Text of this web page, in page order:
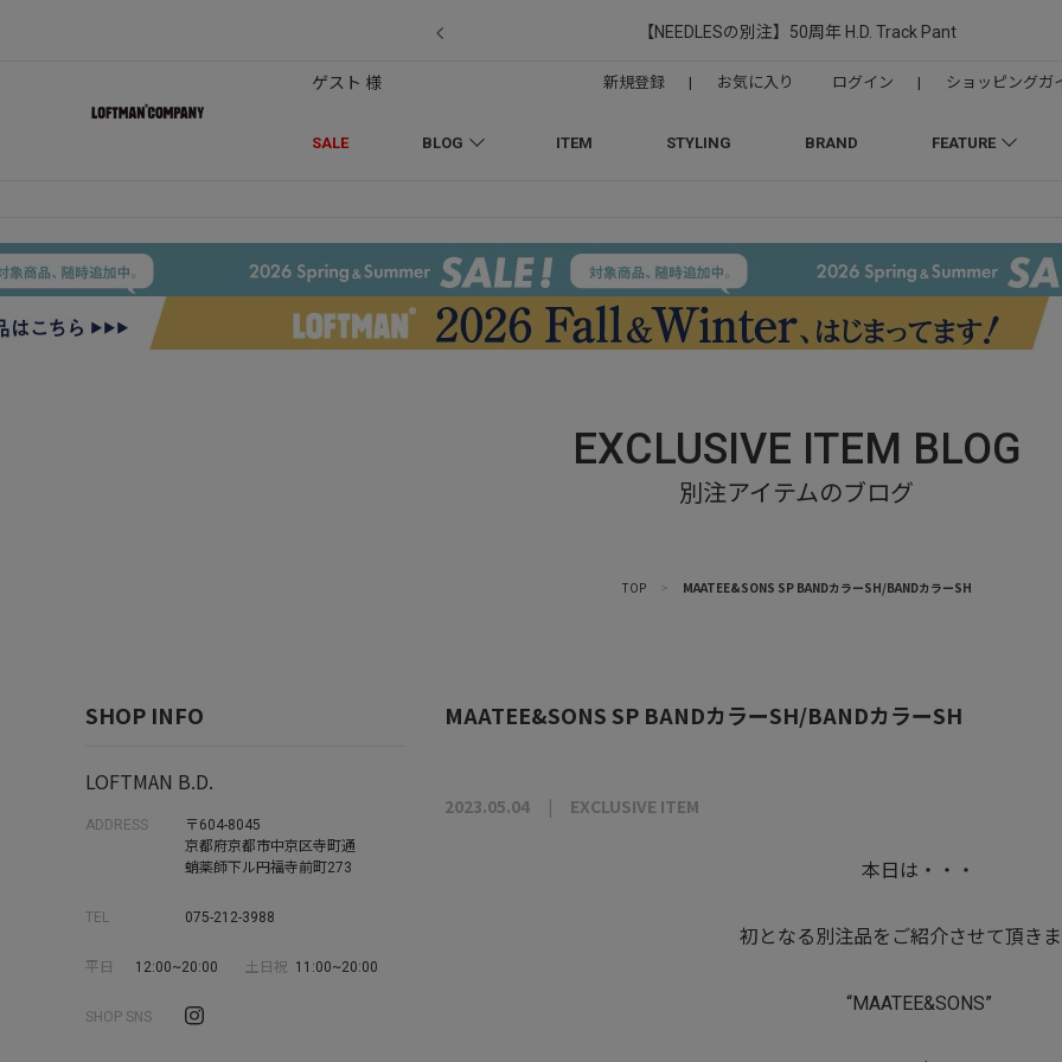
【NEEDLESの別注】50周年 H.D. Track Pant
SALE BLOG ITEM STYLING BRAND FEATURE
ゲスト 様 新規登録 | お気に入り ログイン | ショッピングガ
EXCLUSIVE ITEM BLOG
TOP > MAATEE&SONS SP BANDカラーSH/BANDカラーSH
SHOP INFO
LOFTMAN B.D.
ADDRESS
〒604-8045
京都府京都市中京区寺町通
蛸薬師下ル円福寺前町273
TEL 075-212-3988
平日 12:00~20:00 土日祝 11:00~20:00
SHOP SNS
MAATEE&SONS SP BANDカラーSH/BANDカラーSH
2023.05.04 EXCLUSIVE ITEM
本日は・・・
初となる別注品をご紹介させて頂き
“MAATEE&SONS”